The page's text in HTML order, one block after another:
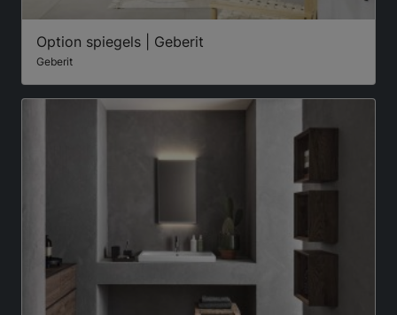
Option spiegels | Geberit
Geberit